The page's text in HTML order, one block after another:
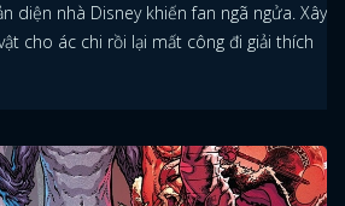
diện nhà Disney khiến fan ngã ngửa. Xây
cho ác chi rồi lại mất công đi giải thích